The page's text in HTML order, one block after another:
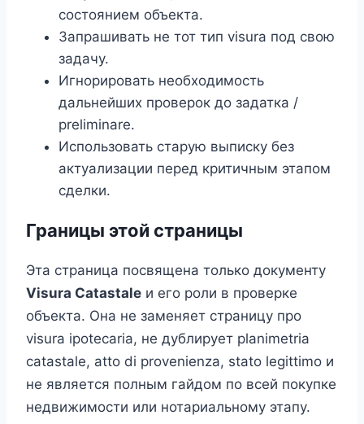
состоянием объекта.
Запрашивать не тот тип visura под свою
задачу.
Игнорировать необходимость
дальнейших проверок до задатка /
preliminare.
Использовать старую выписку без
актуализации перед критичным этапом
сделки.
Границы этой страницы
Эта страница посвящена только документу
Visura Catastale и его роли в проверке
объекта. Она не заменяет страницу про
visura ipotecaria, не дублирует planimetria
catastale, atto di provenienza, stato legittimo и
не является полным гайдом по всей покупке
недвижимости или нотариальному этапу.